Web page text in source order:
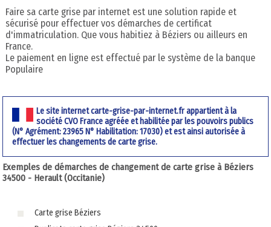
Faire sa carte grise par internet est une solution rapide et
sécurisé pour effectuer vos démarches de certificat
d'immatriculation. Que vous habitiez à Béziers ou ailleurs en
France.
Le paiement en ligne est effectué par le système de la banque
Populaire
Le site internet carte-grise-par-internet.fr appartient à la
société CVO France agréée et habilitée par les pouvoirs publics
(N° Agrément: 23965 N° Habilitation: 17030) et est ainsi autorisée à
effectuer les changements de carte grise.
Exemples de démarches de changement de carte grise à Béziers
34500 - Herault (Occitanie)
Carte grise Béziers